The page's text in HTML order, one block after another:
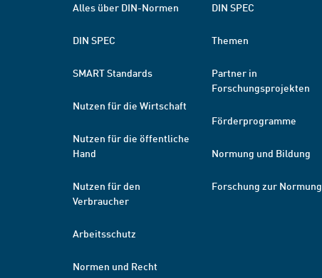
Alles über DIN-Normen
DIN SPEC
SMART Standards
Nutzen für die Wirtschaft
Nutzen für die öffentliche
Hand
Nutzen für den
Verbraucher
Arbeitsschutz
Normen und Recht
DIN SPEC
Themen
Partner in
Forschungsprojekten
Förderprogramme
Normung und Bildung
Forschung zur Normung